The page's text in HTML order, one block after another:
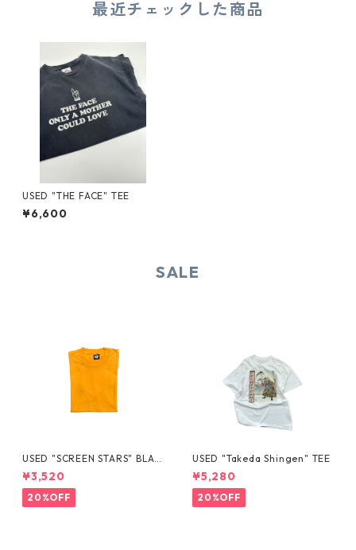
最近チェックした商品
USED "THE FACE" TEE
¥6,600
SALE
USED "SCREEN STARS" BLAN
K TEE
¥3,520
20%OFF
USED "Takeda Shingen" TEE
¥5,280
20%OFF